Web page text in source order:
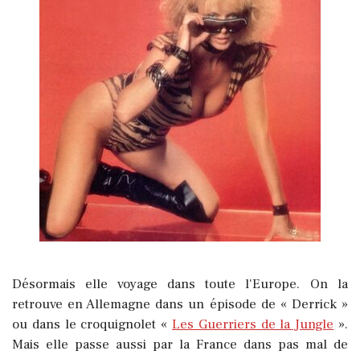
Désormais elle voyage dans toute l'Europe. On la
retrouve en Allemagne dans un épisode de « Derrick »
ou dans le croquignolet « Les Guerriers de la Jungle ».
Mais elle passe aussi par la France dans pas mal de